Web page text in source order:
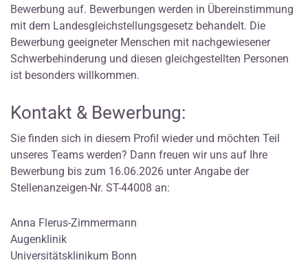
Bewerbung auf. Bewerbungen werden in Übereinstimmung
mit dem Landesgleichstellungsgesetz behandelt. Die
Bewerbung geeigneter Menschen mit nachgewiesener
Schwerbehinderung und diesen gleichgestellten Personen
ist besonders willkommen.
Kontakt & Bewerbung:
Sie finden sich in diesem Profil wieder und möchten Teil
unseres Teams werden? Dann freuen wir uns auf Ihre
Bewerbung bis zum 16.06.2026 unter Angabe der
Stellenanzeigen-Nr. ST-44008 an:
Anna Flerus-Zimmermann
Augenklinik
Universitätsklinikum Bonn